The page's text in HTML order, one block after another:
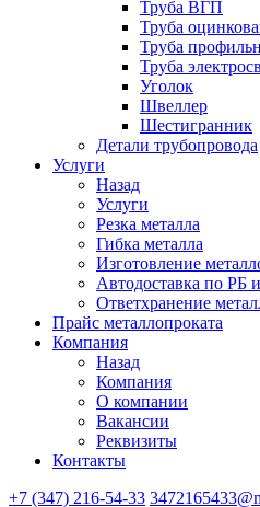
Труба ВГП
Труба
Труба
Труба
Уголок
Швеллер
Шестигранник
Детали трубопровода
Услуги
Назад
Услуги
Резка металла
Гибка металла
Изготовление
Автодоставка по РБ
Ответхранение
Прайс металлопроката
Компания
Назад
Компания
О компании
Вакансии
Реквизиты
Контакты
+7 (347) 216-54-33